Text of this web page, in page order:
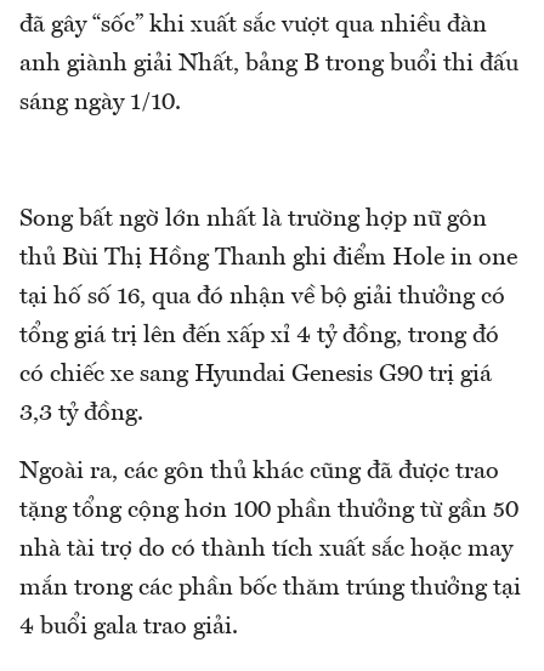
đã gây “sốc” khi xuất sắc vượt qua nhiều đàn
anh giành giải Nhất, bảng B trong buổi thi đấu
sáng ngày 1/10.
Song bất ngờ lớn nhất là trường hợp nữ gôn
thủ Bùi Thị Hồng Thanh ghi điểm Hole in one
tại hố số 16, qua đó nhận về bộ giải thưởng có
tổng giá trị lên đến xấp xỉ 4 tỷ đồng, trong đó
có chiếc xe sang Hyundai Genesis G90 trị giá
3,3 tỷ đồng.
Ngoài ra, các gôn thủ khác cũng đã được trao
tặng tổng cộng hơn 100 phần thưởng từ gần 50
nhà tài trợ do có thành tích xuất sắc hoặc may
mắn trong các phần bốc thăm trúng thưởng tại
4 buổi gala trao giải.